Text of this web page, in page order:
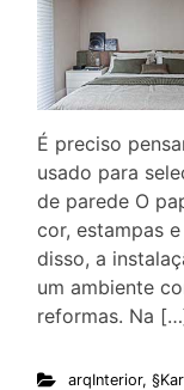
É preciso
usado para
de parede O
cor, estampas
disso, a
um ambiente
reformas. Na
arqInterior,